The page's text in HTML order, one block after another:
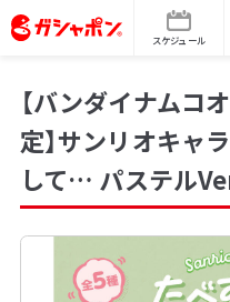
スケジュール
【バンダイナムコ
定】サンリオキャ
して… パステル